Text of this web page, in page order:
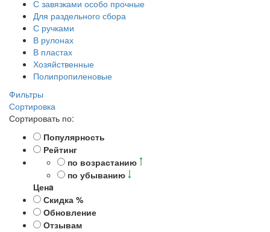
С завязками особо прочные
Для раздельного сбора
С ручками
В рулонах
В пластах
Хозяйственные
Полипропиленовые
Фильтры
Сортировка
Сортировать по:
Популярность
Рейтинг
по возрастанию
по убыванию
Ценa
Скидка %
Обновление
Отзывам